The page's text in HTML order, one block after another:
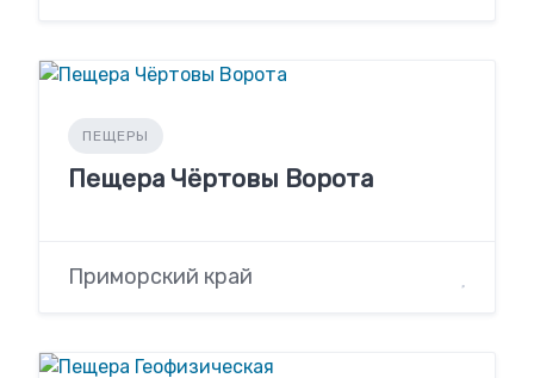
ПЕЩЕРЫ
Пещера Чёртовы Ворота
Приморский край